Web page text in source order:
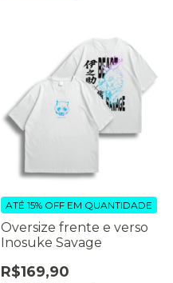
Oversize frente e verso
Inosuke Savage
R$169,90
ATÉ 15% OFF EM QUANTIDADE